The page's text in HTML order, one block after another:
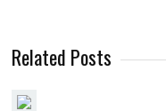
Related Posts